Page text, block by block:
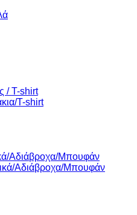
/ T-shirt
T-shirt
Αδιάβροχα/Μπουφάν
Αδιάβροχα/Μπουφάν